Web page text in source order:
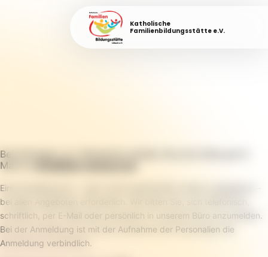
Katholische
Familienbildungsstätte e.V.
Bei Anfragen zur Teilnahme melden Sie sich bitte per E-
Mail an
Eine Anmeldung ist – wenn nicht ausdrücklich anders angegeben –
bei allen Angeboten erforderlich. Wir bitten Sie, sich telefonisch,
schriftlich, per E-Mail oder persönlich in unserem Büro anzumelden.
Bei der Anmeldung ist mit der Aufnahme der Personalien die
Anmeldung verbindlich.